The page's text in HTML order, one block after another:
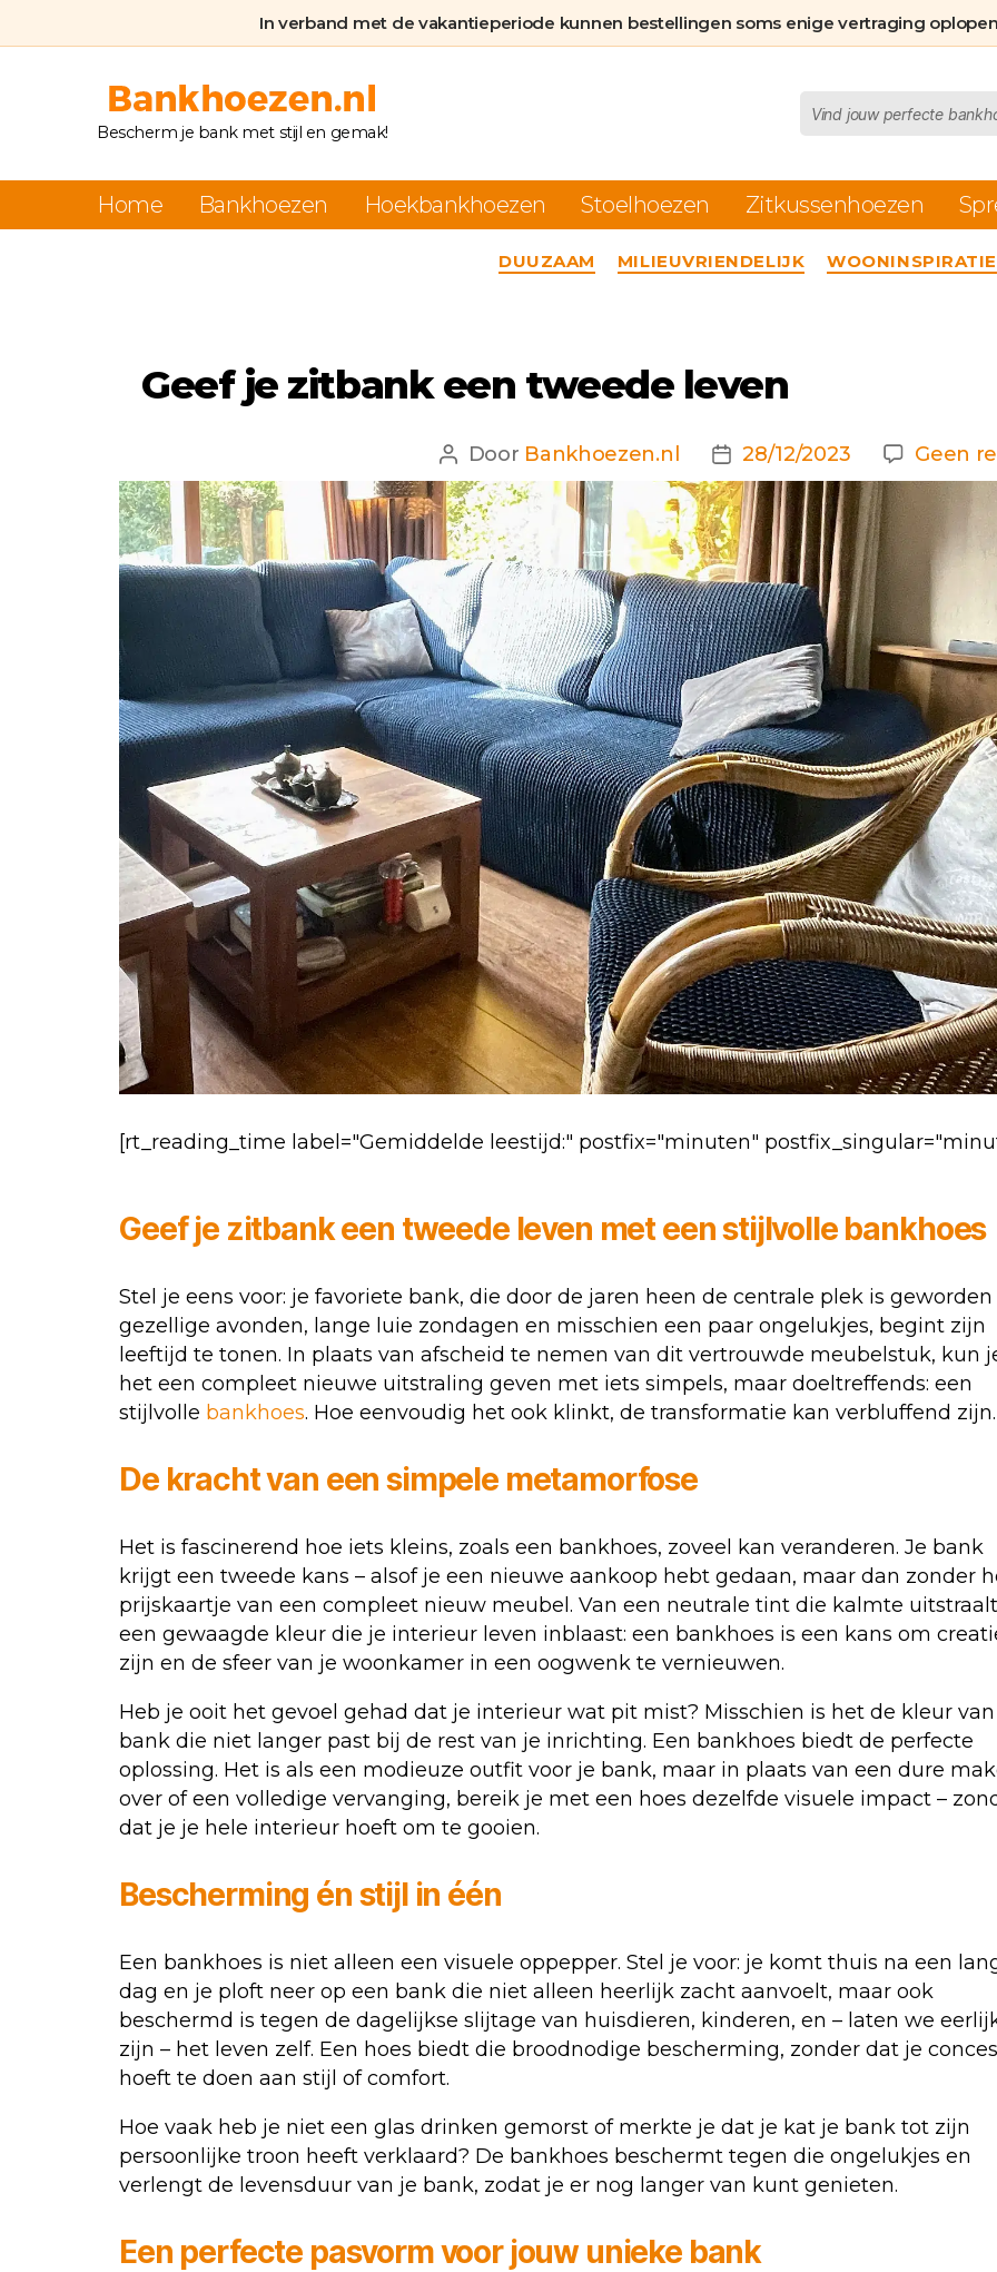
In verband met de vakantieperiode kunnen bestellingen soms enige vertraging
Bankhoezen.nl
Bescherm je bank met stijl en gemak!
zoeken
Home Bankhoezen Hoekbankhoezen Stoelhoezen Zitkussenhoezen
Categorieën
DUUZAAM MILIEUVRIENDELIJK WOONINSPIRATIE
Geef je zitbank een tweede leven
Berichtauteur
Door Bankhoezen.nl Berichtdatum
28/12/2023 Geen
[rt_reading_time label="Gemiddelde leestijd:" postfix="minuten"
Geef je zitbank een tweede leven met eenstijlvolle bankhoes
Stel je eens voor: je favoriete bank, die door de jaren heen de centrale plek is geworden
gezellige avonden, lange luie zondagen en misschien een paar ongelukjes, begint zijn
leeftijd te tonen. In plaats van afscheid te nemen van dit vertrouwde meubelstuk, kun
het een compleet nieuwe uitstraling geven met iets simpels, maar doeltreffends: een
stijlvolle bankhoes. Hoe eenvoudig het ook klinkt, de transformatie kan verbluffend zijn.
De kracht van een simpele metamorfose
Het is fascinerend hoe iets kleins, zoals een bankhoes, zoveel kan veranderen. Je bank
krijgt een tweede kans – alsof je een nieuwe aankoop hebt gedaan, maar dan zonder
prijskaartje van een compleet nieuw meubel. Van een neutrale tint die kalmte
een gewaagde kleur die je interieur leven inblaast: een bankhoes is een kans om
zijn en de sfeer van je woonkamer in een oogwenk te vernieuwen.
Heb je ooit het gevoel gehad dat je interieur wat pit mist? Misschien is het de kleur
bank die niet langer past bij de rest van je inrichting. Een bankhoes biedt de perfecte
oplossing. Het is als een modieuze outfit voor je bank, maar in plaats van een dure
over of een volledige vervanging, bereik je met een hoes dezelfde visuele impact –
dat je je hele interieur hoeft om te gooien.
Bescherming én stijl in één
Een bankhoes is niet alleen een visuele oppepper. Stel je voor: je komt thuis na een
dag en je ploft neer op een bank die niet alleen heerlijk zacht aanvoelt, maar ook
beschermd is tegen de dagelijkse slijtage van huisdieren, kinderen, en – laten we
zijn – het leven zelf. Een hoes biedt die broodnodige bescherming, zonder dat je
hoeft te doen aan stijl of comfort.
Hoe vaak heb je niet een glas drinken gemorst of merkte je dat je kat je bank tot zijn
persoonlijke troon heeft verklaard? De bankhoes beschermt tegen die ongelukjes en
verlengt de levensduur van je bank, zodat je er nog langer van kunt genieten.
Een perfecte pasvorm voor jouw unieke bank